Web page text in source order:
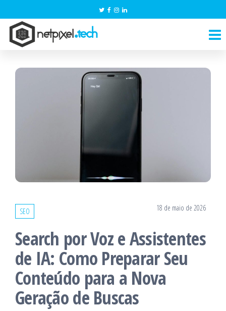
para
SEO 18 de maio de 2026
Search por Voz e Assistentes
de IA: Como Preparar Seu
Conteúdo para a Nova
Geração de Buscas